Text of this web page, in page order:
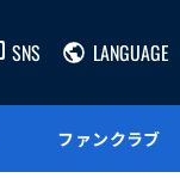
SNS LANGUAGE
ファンクラブ